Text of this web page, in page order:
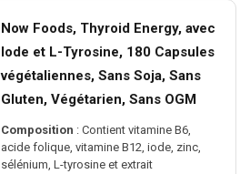
Now Foods, Thyroid Energy, avec
Iode et L-Tyrosine, 180 Capsules
végétaliennes, Sans Soja, Sans
Gluten, Végétarien, Sans OGM
Composition : Contient vitamine B6,
acide folique, vitamine B12, iode, zinc,
sélénium, L-tyrosine et extrait